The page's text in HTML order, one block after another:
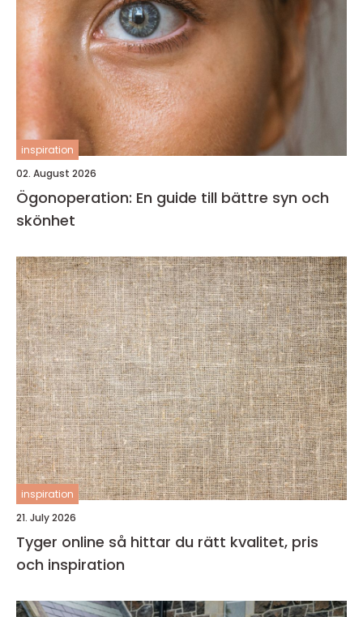
inspiration
02. August 2026
Ögonoperation: En guide till bättre syn och
skönhet
inspiration
21. July 2026
Tyger online så hittar du rätt kvalitet, pris
och inspiration